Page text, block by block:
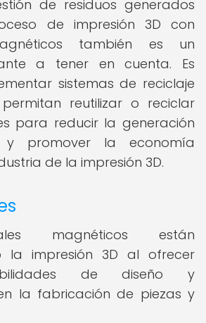
de residuos generados
de impresión 3D con
también es un
a tener en cuenta. Es
sistemas de reciclaje
reutilizar o reciclar
para reducir la generación
y promover la economía
de la impresión 3D.
magnéticos están
la impresión 3D al ofrecer
de diseño y
la fabricación de piezas y